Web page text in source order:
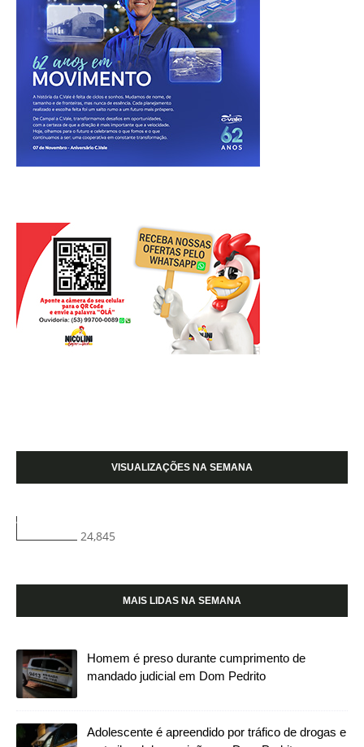
VISUALIZAÇÕES NA SEMANA
24,845
MAIS LIDAS NA SEMANA
Homem é preso durante cumprimento de
mandado judicial em Dom Pedrito
Adolescente é apreendido por tráfico de drogas e